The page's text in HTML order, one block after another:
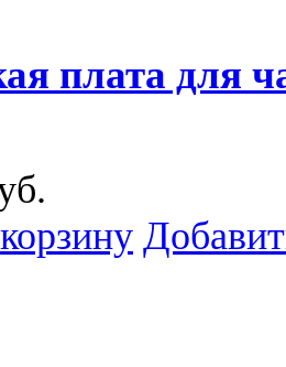
плата для